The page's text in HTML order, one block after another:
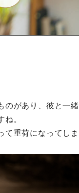
のがあり、彼と一緒
。
て重荷になってしま